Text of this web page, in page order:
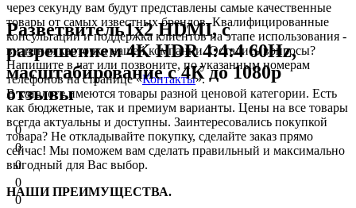
через секунду вам будут представлены самые качественные
товары от самых известных брендов. Квалифицированные
консультации и поддержка клиентов на этапе использования -
визитная карточка нашей компании. Остались вопросы?
Напишите в чат или позвоните, по указанным номерам
телефонов на странице «Контакты».
В каталоге имеются товары разной ценовой категории. Есть
как бюджетные, так и премиум варианты. Цены на все товары
всегда актуальны и доступны. Заинтересовались покупкой
товара? Не откладывайте покупку, сделайте заказ прямо
сейчас! Мы поможем вам сделать правильный и максимально
выгодный для Вас выбор.
НАШИ ПРЕИМУЩЕСТВА.
Разветвитель1x2 HDMI, с
разрешением 4K HDR 4:4:4 60Hz,
масштабирование с 4К до 1080р
отзывы
0
0
0
0
0